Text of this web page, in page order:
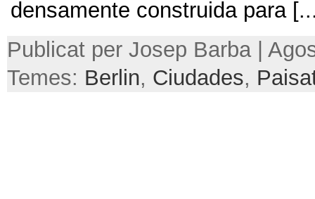
densamente construida para
Publicat per Josep Barba |
Temes: Berlin, Ciudades,